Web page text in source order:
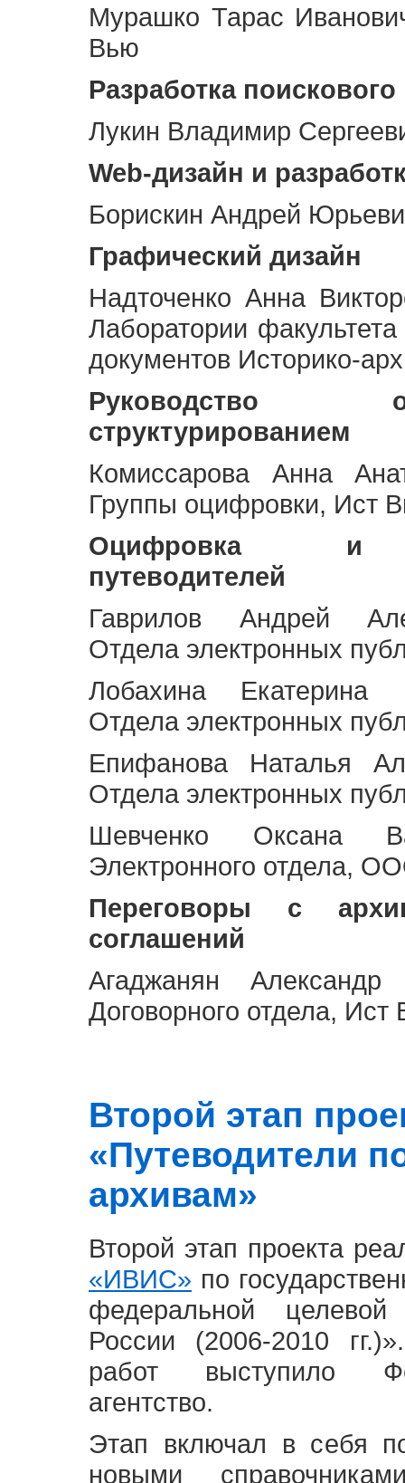
Мурашко Тарас
Вью
Разработка
Лукин Владимир
Web-дизайн и
Борискин Андрей
Графический дизайн
Надточенко Анна
Лаборатории
документов Историко-
Руководство
структурированием
Комиссарова Анна
Группы оцифровки, Ист
Оцифровка и
путеводителей
Гаврилов Андрей
Отдела электронных
Лобахина Екатерина
Отдела электронных
Епифанова Наталья
Отдела электронных
Шевченко Оксана
Электронного отдела,
Переговоры с
соглашений
Агаджанян Александр
Договорного отдела,
Второй этап
«Путеводители
архивам»
Второй этап проекта
«ИВИС» по
федеральной
России (2006-2010
работ выступило
агентство.
Этап включал в себя
новыми